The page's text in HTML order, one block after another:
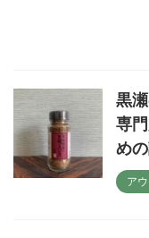
黒
専
め
ア